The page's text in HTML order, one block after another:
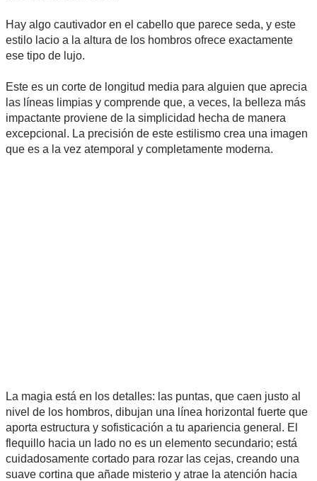
Hay algo cautivador en el cabello que parece seda, y este
estilo lacio a la altura de los hombros ofrece exactamente
ese tipo de lujo.
Este es un corte de longitud media para alguien que aprecia
las líneas limpias y comprende que, a veces, la belleza más
impactante proviene de la simplicidad hecha de manera
excepcional. La precisión de este estilismo crea una imagen
que es a la vez atemporal y completamente moderna.
La magia está en los detalles: las puntas, que caen justo al
nivel de los hombros, dibujan una línea horizontal fuerte que
aporta estructura y sofisticación a tu apariencia general. El
flequillo hacia un lado no es un elemento secundario; está
cuidadosamente cortado para rozar las cejas, creando una
suave cortina que añade misterio y atrae la atención hacia